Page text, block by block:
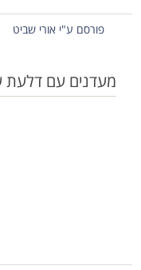
פורסם ע"י אורי שביט
מעדנים עם דלעת